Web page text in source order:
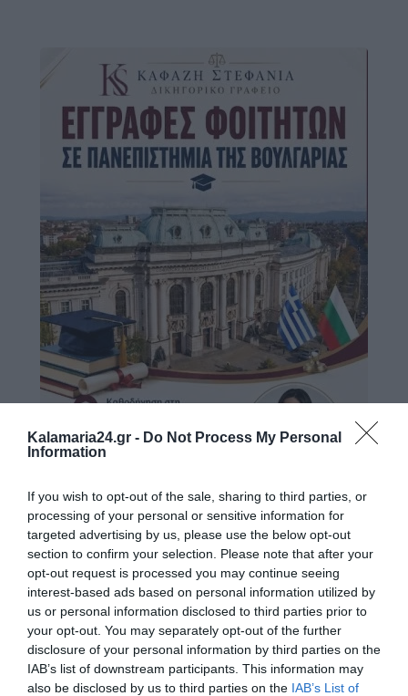
Kalamaria24.gr - Do Not Process My Personal
Information
If you wish to opt-out of the sale, sharing to third parties, or
processing of your personal or sensitive information for
targeted advertising by us, please use the below opt-out
section to confirm your selection. Please note that after your
opt-out request is processed you may continue seeing
interest-based ads based on personal information utilized by
us or personal information disclosed to third parties prior to
your opt-out. You may separately opt-out of the further
disclosure of your personal information by third parties on the
IAB’s list of downstream participants. This information may
also be disclosed by us to third parties on the IAB’s List of